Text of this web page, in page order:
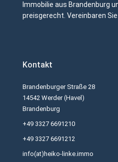
Immobilie aus Brandenburg
preisgerecht. Vereinbaren
Kontakt
Brandenburger Straße 28
14542 Werder (Havel)
Brandenburg
+49 3327 6691210
+49 3327 6691212
info(at)heiko-linke.immo